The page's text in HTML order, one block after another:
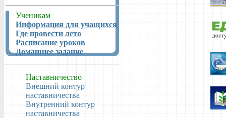
Ученикам
Информация для учащихся
Где провести лето
Расписание уроков
Домашнее задание
Наставничество
Внешний контур
наставничества
Внутренний контур
наставничества